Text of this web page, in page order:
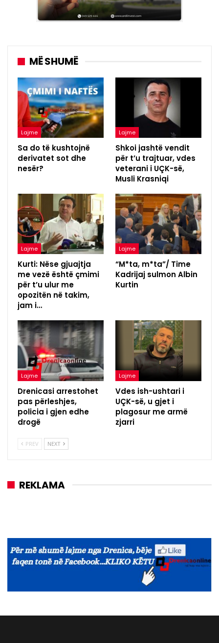
MË SHUMË
Lajme
Sa do të kushtojnë
derivatet sot dhe
nesër?
Lajme
Shkoi jashtë vendit
për t’u trajtuar, vdes
veterani i UÇK-së,
Musli Krasniqi
Lajme
Kurti: Nëse gjuajtja
me vezë është çmimi
për t’u ulur me
opozitën në takim,
jam i…
Lajme
“M*ta, m*ta”/ Time
Kadrijaj sulmon Albin
Kurtin
Lajme
Drenicasi arrestohet
pas përleshjes,
policia i gjen edhe
drogë
Lajme
Vdes ish-ushtari i
UÇK-së, u gjet i
plagosur me armë
zjarri
PREV NEXT
REKLAMA